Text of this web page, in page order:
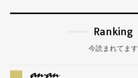
Ranking
今読まれてます